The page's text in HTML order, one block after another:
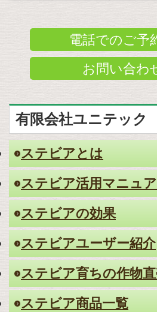
電話でのご予
お問い合わ
有限会社ユニテック
ステビアとは
ステビア活用マニュ
ステビアの効果
ステビアユーザー紹介
ステビア育ちの作物
ステビア商品一覧